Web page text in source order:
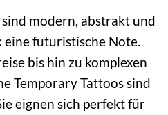
modern, abstrakt und
futuristische Note.
bis hin zu komplexen
Temporary Tattoos sind
eignen sich perfekt für